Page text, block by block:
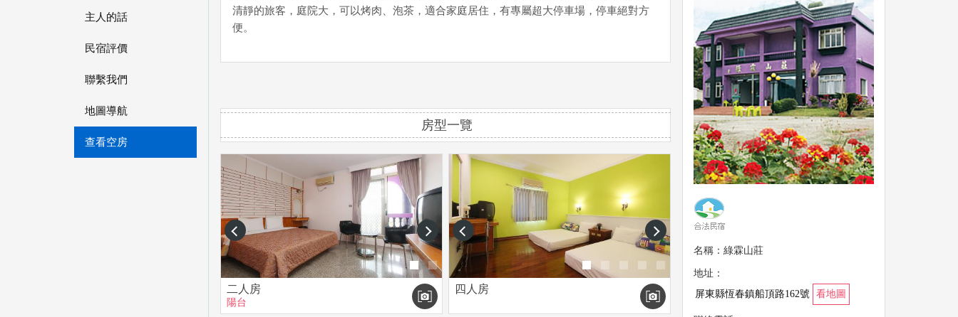
主人的話
民宿評價
聯繫我們
地圖導航
查看空房
清靜的旅客，庭院大，可以烤肉、泡茶，適合家庭居住，有專屬超大停車場，停車絕對方
便。
房型一覽
prev next
二人房
陽台
prev next
四人房
名稱：綠霖山莊
地址：
屏東縣恆春鎮船頂路162號
看地圖